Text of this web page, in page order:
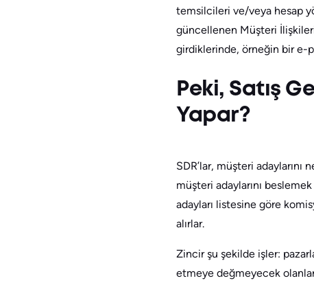
temsilcileri ve/veya hesap
güncellenen Müşteri İlişkileri
girdiklerinde, örneğin bir e-
Peki, Satış
Yapar?
SDR’lar, müşteri
müşteri adaylarını
adayları listesine göre
alırlar.
Zincir şu şekilde işler:
etmeye değmeyecek